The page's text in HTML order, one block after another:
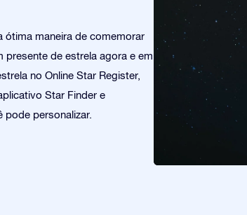
ótima maneira de comemorar
presente de estrela agora e em
no Online Star Register,
Star Finder e
pode personalizar.